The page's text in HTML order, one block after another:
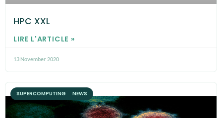
HPC XXL
LIRE L'ARTICLE »
13 November 2020
SUPERCOMPUTING NEWS